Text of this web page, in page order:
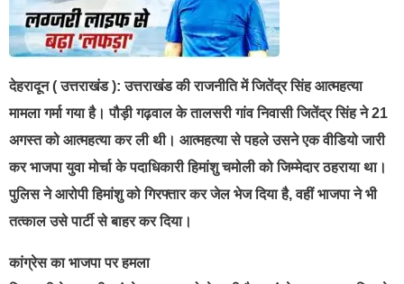
देहरादून ( उत्तराखंड ): उत्तराखंड की राजनीति में जितेंद्र सिंह आत्महत्या
मामला गर्मा गया है। पौड़ी गढ़वाल के तालसरी गांव निवासी जितेंद्र सिंह ने 21
अगस्त को आत्महत्या कर ली थी। आत्महत्या से पहले उसने एक वीडियो जारी
कर भाजपा युवा मोर्चा के पदाधिकारी हिमांशु चमोली को जिम्मेदार ठहराया था।
पुलिस ने आरोपी हिमांशु को गिरफ्तार कर जेल भेज दिया है, वहीं भाजपा ने भी
तत्काल उसे पार्टी से बाहर कर दिया।
कांग्रेस का भाजपा पर हमला